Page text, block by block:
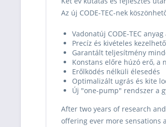
Az új CODE-TEC-nek
Vadonatúj CODE-TEC
Precíz és kivételes
Garantált teljesítmény
Konstans előre húzó erő, a
Erőlködés nélküli élesedés
Optimalizált ugrás és kite
Új "one-pump" rendszer a
After two years of research
offering ever more sensations